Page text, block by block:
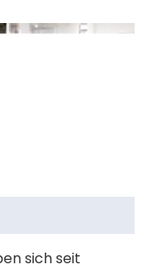
sich seit